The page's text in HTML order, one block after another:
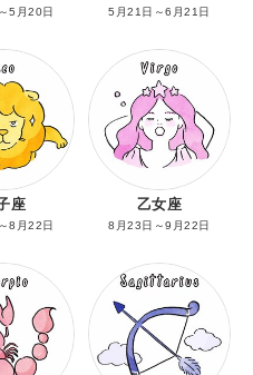
5月20日 5月21日～6月21日
座
8月22日
乙女座
8月23日～9月22日